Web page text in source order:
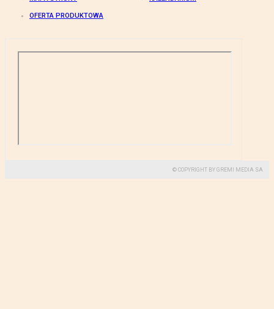
OFERTA PRODUKTOWA
© COPYRIGHT BY GREMI MEDIA SA